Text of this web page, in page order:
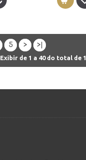
5 > >|
Exibir de 1 a 40 do total de